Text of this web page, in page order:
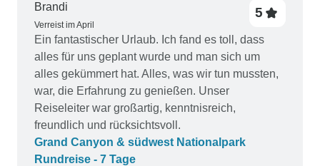
Brandi
Verreist im April
5
Ein fantastischer Urlaub. Ich fand es toll, dass
alles für uns geplant wurde und man sich um
alles gekümmert hat. Alles, was wir tun mussten,
war, die Erfahrung zu genießen. Unser
Reiseleiter war großartig, kenntnisreich,
freundlich und rücksichtsvoll.
Grand Canyon & südwest Nationalpark
Rundreise - 7 Tage